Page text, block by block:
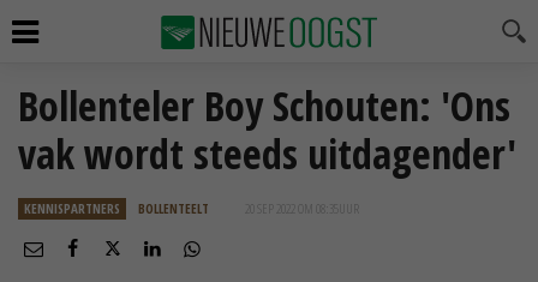
Bollenteler Boy Schouten: 'Ons
vak wordt steeds uitdagender'
KENNISPARTNERS BOLLENTEELT 20 SEP 2022 OM 08:35